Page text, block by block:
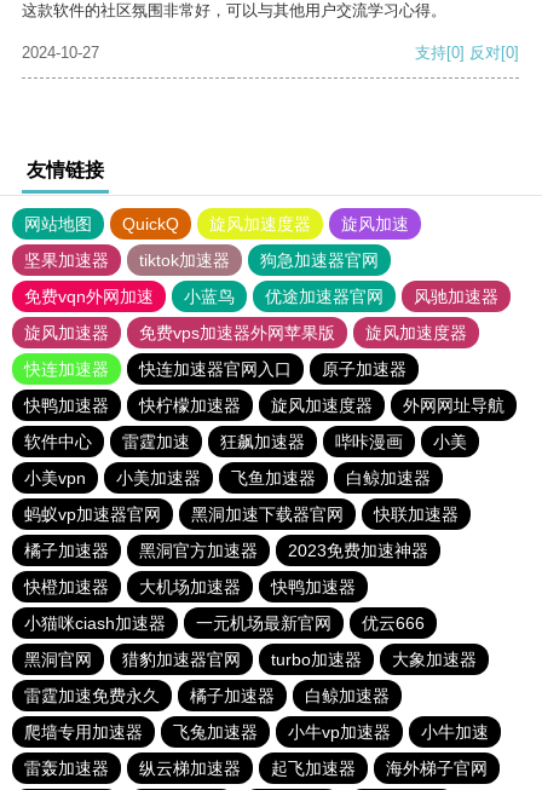
这款软件的社区氛围非常好，可以与其他用户交流学习心得。
2024-10-27 支持[0] 反对[0]
友情链接
网站地图 QuickQ 旋风加速度器
旋风加速
坚果加速器
tiktok加速器
狗急加速器官网
免费vqn外网加速
小蓝鸟 优途加速器官网
风驰加速器
旋风加速器
免费vps加速器外网苹果版
旋风加速度器
快连加速器
快连加速器官网入口
原子加速器
快鸭加速器
快柠檬加速器 旋风加速度器
外网网址导航
软件中心
雷霆加速 狂飙加速器 哔咔漫画
小美
小美vpn
小美加速器 飞鱼加速器
白鲸加速器
蚂蚁vp加速器官网
黑洞加速下载器官网
快联加速器
橘子加速器
黑洞官方加速器
2023免费加速神器
快橙加速器
大机场加速器
快鸭加速器
小猫咪ciash加速器
一元机场最新官网
优云666
黑洞官网
猎豹加速器官网 turbo加速器
大象加速器
雷霆加速免费永久
橘子加速器
白鲸加速器
爬墙专用加速器
飞兔加速器 小牛vp加速器
小牛加速
雷轰加速器
纵云梯加速器 起飞加速器 海外梯子官网